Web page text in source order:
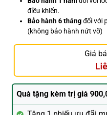
điều khiển.
Bảo hành 6 thángđối với
(không bảo hành nứt vỡ)
Giá
Quà tặng kèm trị giá